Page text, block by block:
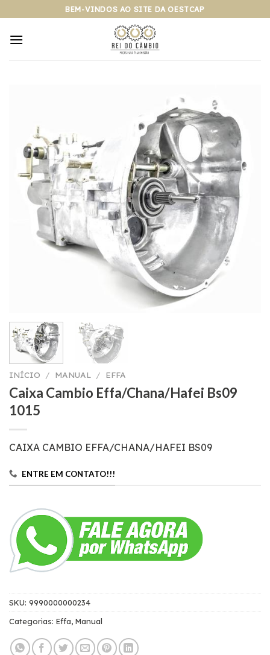
para
BEM-VINDOS AO SITE DA OESTCAP
INÍCIO / MANUAL / EFFA
Caixa Cambio Effa/Chana/Hafei Bs09
1015
CAIXA CAMBIO EFFA/CHANA/HAFEI BS09
ENTRE EM CONTATO!!!
SKU: 9990000000234
Categorias: Effa, Manual